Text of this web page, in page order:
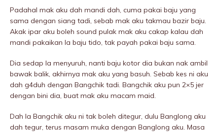
Padahal mak aku dah mandi dah, cuma pakai baju yang
sama dengan siang tadi, sebab mak aku takmau bazir baju.
Akak ipar aku boleh sound pulak mak aku cakap kalau dah
mandi pakaikan la baju tido, tak payah pakai baju sama.
Dia sedap la menyuruh, nanti baju kotor dia bukan nak ambil
bawak balik, akhirnya mak aku yang basuh. Sebab kes ni aku
dah g4duh dengan Bangchik tadi. Bangchik aku pun 2×5 jer
dengan bini dia, buat mak aku macam maid.
Dah la Bangchik aku ni tak boleh ditegur, dulu Banglong aku
dah tegur, terus masam muka dengan Banglong aku. Masa